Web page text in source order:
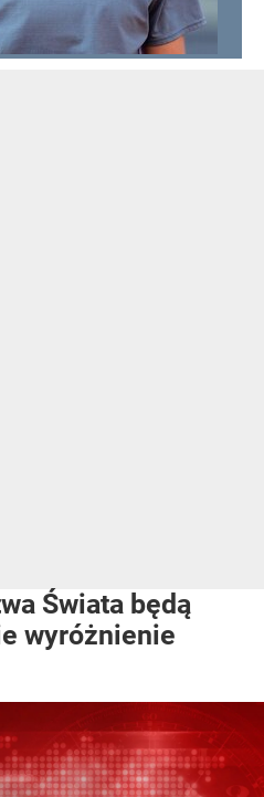
Świata będą
wyróżnienie